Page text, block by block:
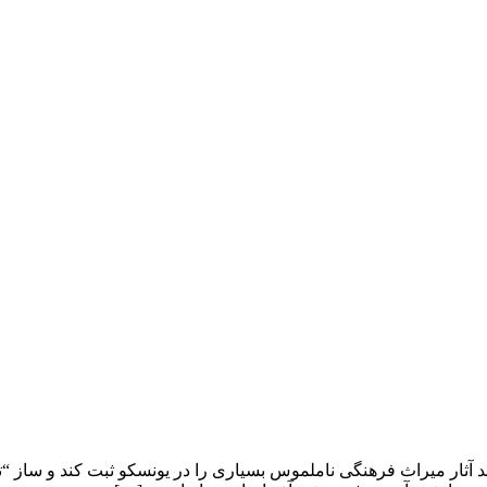
میراث فرهنگی ناملموس بسیاری را در یونسکو ثبت کند و ساز